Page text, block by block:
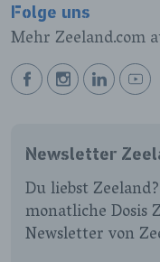
Folge uns
Mehr Zeeland.com
BEKIJK
PAGINA
BEKIJK
PAGINA
BEKIJK
PAGINA
Newsletter
Du liebst
monatliche
Newsletter von